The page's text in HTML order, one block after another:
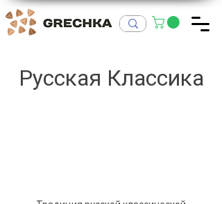
Русская Классика